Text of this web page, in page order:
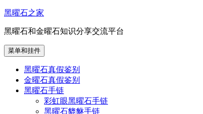
跳
内
容
黑曜石之家
黑曜石和金曜石知识分享交流平台
菜单和挂件
黑曜石真假鉴别
金曜石真假鉴别
黑曜石手链
彩虹眼黑曜石手链
黑曜石貔貅手链